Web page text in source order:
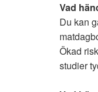
Vad
Du kan
Ökad
studier